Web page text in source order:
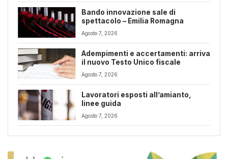
Bando innovazione sale di
spettacolo – Emilia Romagna
Agosto 7, 2026
Adempimenti e accertamenti: arriva
il nuovo Testo Unico fiscale
Agosto 7, 2026
Lavoratori esposti all’amianto,
linee guida
Agosto 7, 2026